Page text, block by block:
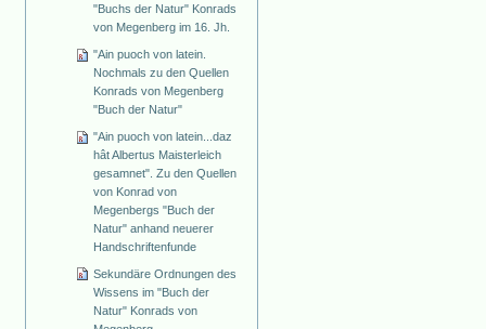
"Buchs der Natur" Konrads
von Megenberg im 16. Jh.
"Ain puoch von latein.
Nochmals zu den Quellen
Konrads von Megenberg
"Buch der Natur"
"Ain puoch von latein...daz
hât Albertus Maisterleich
gesamnet". Zu den Quellen
von Konrad von
Megenbergs "Buch der
Natur" anhand neuerer
Handschriftenfunde
Sekundäre Ordnungen des
Wissens im "Buch der
Natur" Konrads von